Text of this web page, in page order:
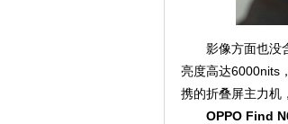
影像方面也没
亮度高达6000nits
携的折叠屏主力机
OPPO Find